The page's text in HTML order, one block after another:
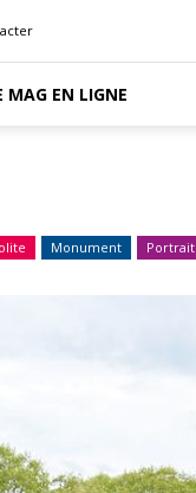
MAG EN LIGNE
Monument Portrait